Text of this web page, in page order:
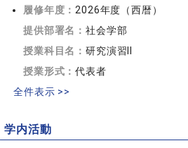
履修年度： 2026年度（西暦）
提供部署名：社会学部
授業科目名：研究演習II
授業形式：代表者
全件表示 >>
学内活動